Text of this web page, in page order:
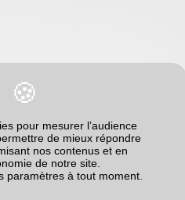
de polyculture-élevage et
pour mesurer l’audience
de mieux répondre
nos contenus et en
de notre site.
paramètres à tout moment.